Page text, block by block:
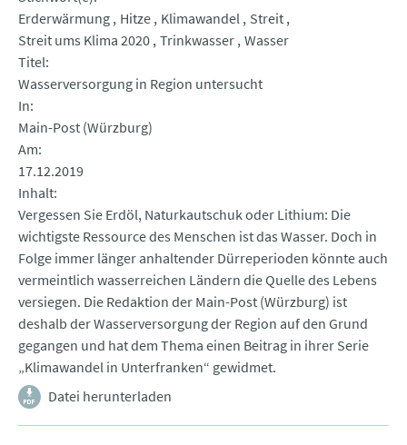
Erderwärmung Hitze Klimawandel Streit
Streit ums Klima 2020 Trinkwasser Wasser
Titel
Wasserversorgung in Region untersucht
In
Main-Post (Würzburg)
Am
17.12.2019
Inhalt
Vergessen Sie Erdöl, Naturkautschuk oder Lithium: Die
wichtigste Ressource des Menschen ist das Wasser. Doch in
Folge immer länger anhaltender Dürreperioden könnte auch
vermeintlich wasserreichen Ländern die Quelle des Lebens
versiegen. Die Redaktion der Main-Post (Würzburg) ist
deshalb der Wasserversorgung der Region auf den Grund
gegangen und hat dem Thema einen Beitrag in ihrer Serie
„Klimawandel in Unterfranken“ gewidmet.
Datei herunterladen